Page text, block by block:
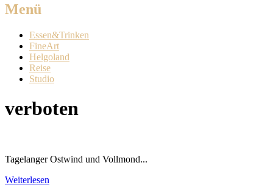
Menü
Weiter
zum
Inhalt
Essen&Trinken
FineArt
Helgoland
Reise
Studio
verboten
Tagelanger Ostwind und Vollmond...
Weiterlesen